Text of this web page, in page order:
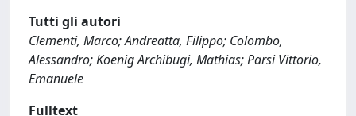
Tutti gli autori
Clementi, Marco; Andreatta, Filippo; Colombo,
Alessandro; Koenig Archibugi, Mathias; Parsi Vittorio,
Emanuele
Fulltext